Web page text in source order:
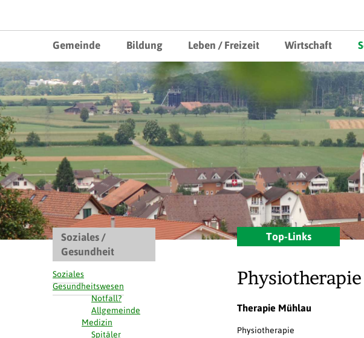
Willkommen in Gemeinde Mühlau
Mobile Hauptnavigation
Hauptnavigation
Gemeinde Bildung Leben / Freizeit Wirtschaft
Soziales /
Gesundheit
Soziales
Gesundheitswesen
Notfall?
Allgemeinde
Medizin
Spitäler
Top-Links
Physiotherapie
Therapie Mühlau
Physiotherapie